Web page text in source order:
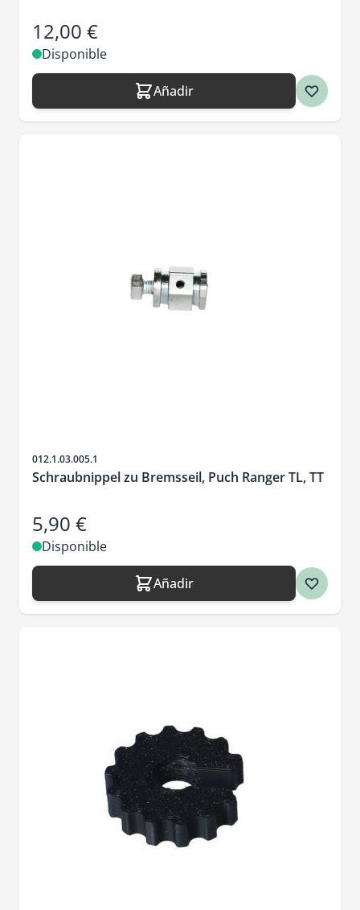
12,00 €
Disponible
Añadir
SKU
012.1.03.005.1
Schraubnippel zu Bremsseil, Puch Ranger TL, TT
5,90 €
Disponible
Añadir